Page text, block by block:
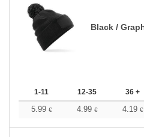
Black /
1-11 12-35 36 +
5.99 € 4.99 € 4.19 €